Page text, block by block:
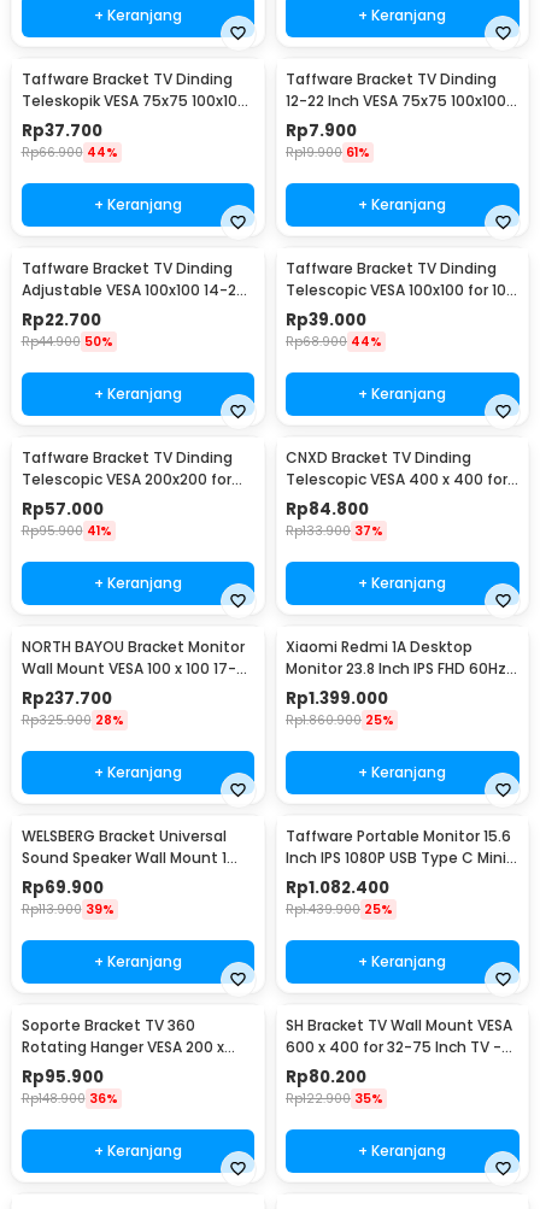
+ Keranjang + Keranjang
Taffware Bracket TV Dinding
Teleskopik VESA 75x75 100x100
10-32 Inch - HY-210
Rp37.700
Rp66.900 44%
+ Keranjang
Taffware Bracket TV Dinding
12-22 Inch VESA 75x75 100x100
8kg
Rp7.900
Rp19.900 61%
+ Keranjang
Taffware Bracket TV Dinding
Adjustable VESA 100x100 14-24
Inch - TV-W24
Rp22.700
Rp44.900 50%
+ Keranjang
Taffware Bracket TV Dinding
Telescopic VESA 100x100 for 10-
26 Inch TV - X-100
Rp39.000
Rp68.900 44%
+ Keranjang
Taffware Bracket TV Dinding
Telescopic VESA 200x200 for
32-55 Inch TV - X-400
Rp57.000
Rp95.900 41%
+ Keranjang
CNXD Bracket TV Dinding
Telescopic VESA 400 x 400 for
26-55 Inch TV - CN814
Rp84.800
Rp133.900 37%
+ Keranjang
NORTH BAYOU Bracket Monitor
Wall Mount VESA 100 x 100 17-27
Inch TV - F120
Rp237.700
Rp325.900 28%
+ Keranjang
Xiaomi Redmi 1A Desktop
Monitor 23.8 Inch IPS FHD 60Hz
Ultra-thin HDMI - RMMNT238NF
Rp1.399.000
Rp1.860.900 25%
+ Keranjang
WELSBERG Bracket Universal
Sound Speaker Wall Mount 1
Pair - SW-03B
Rp69.900
Rp113.900 39%
+ Keranjang
Taffware Portable Monitor 15.6
Inch IPS 1080P USB Type C Mini
HDMI - LG156
Rp1.082.400
Rp1.439.900 25%
+ Keranjang
Soporte Bracket TV 360
Rotating Hanger VESA 200 x
200 14-42 Inch TV - JT-01
Rp95.900
Rp148.900 36%
+ Keranjang
SH Bracket TV Wall Mount VESA
600 x 400 for 32-75 Inch TV -
SH-65T
Rp80.200
Rp122.900 35%
+ Keranjang